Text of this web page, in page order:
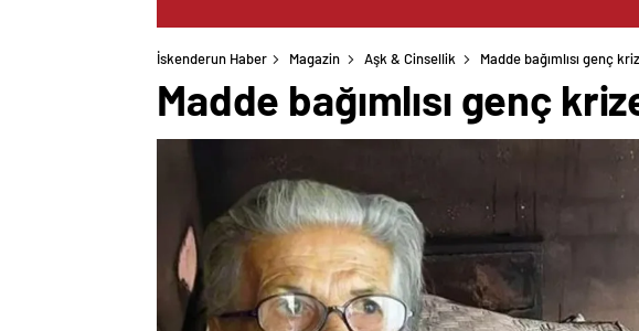
İskenderun Haber Magazin Aşk & Cinsellik Madde bağımlısı genç
Madde bağımlısı genç